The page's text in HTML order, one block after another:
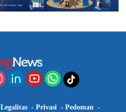
Legalitas Privasi Pedoman